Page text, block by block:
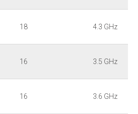
18 4.3 GHz
16 3.5 GHz
16 3.6 GHz